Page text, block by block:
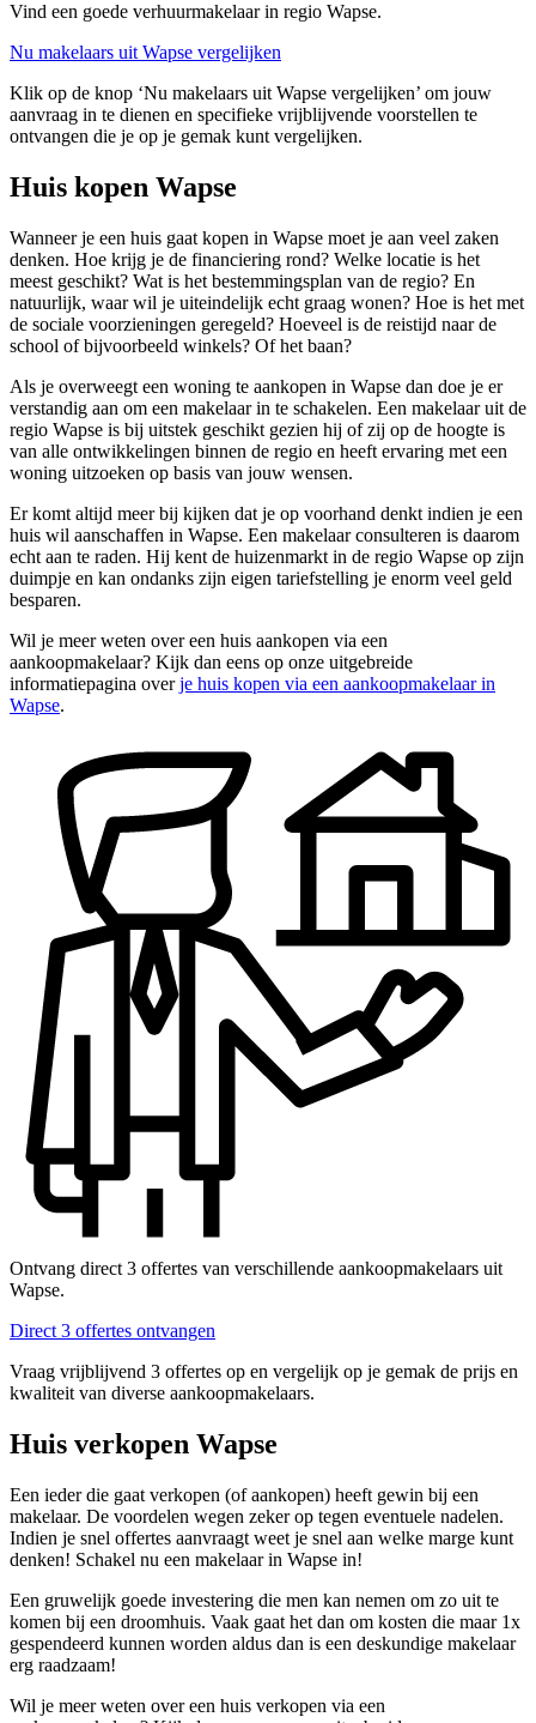
Vind een goede verhuurmakelaar in regio Wapse.
Nu makelaars uit Wapse vergelijken
Klik op de knop ‘Nu makelaars uit Wapse vergelijken’ om jouw
aanvraag in te dienen en specifieke vrijblijvende voorstellen te
ontvangen die je op je gemak kunt vergelijken.
Huis kopen Wapse
Wanneer je een huis gaat kopen in Wapse moet je aan veel zaken
denken. Hoe krijg je de financiering rond? Welke locatie is het
meest geschikt? Wat is het bestemmingsplan van de regio? En
natuurlijk, waar wil je uiteindelijk echt graag wonen? Hoe is het met
de sociale voorzieningen geregeld? Hoeveel is de reistijd naar de
school of bijvoorbeeld winkels? Of het baan?
Als je overweegt een woning te aankopen in Wapse dan doe je er
verstandig aan om een makelaar in te schakelen. Een makelaar uit de
regio Wapse is bij uitstek geschikt gezien hij of zij op de hoogte is
van alle ontwikkelingen binnen de regio en heeft ervaring met een
woning uitzoeken op basis van jouw wensen.
Er komt altijd meer bij kijken dat je op voorhand denkt indien je een
huis wil aanschaffen in Wapse. Een makelaar consulteren is daarom
echt aan te raden. Hij kent de huizenmarkt in de regio Wapse op zijn
duimpje en kan ondanks zijn eigen tariefstelling je enorm veel geld
besparen.
Wil je meer weten over een huis aankopen via een
aankoopmakelaar? Kijk dan eens op onze uitgebreide
informatiepagina overje huis kopen via een aankoopmakelaar in
Wapse.
Ontvang direct 3 offertes van verschillende aankoopmakelaars uit
Wapse.
Direct 3 offertes ontvangen
Vraag vrijblijvend 3 offertes op en vergelijk op je gemak de prijs en
kwaliteit van diverse aankoopmakelaars.
Huis verkopen Wapse
Een ieder die gaat verkopen (of aankopen) heeft gewin bij een
makelaar. De voordelen wegen zeker op tegen eventuele nadelen.
Indien je snel offertes aanvraagt weet je snel aan welke marge kunt
denken! Schakel nu een makelaar in Wapse in!
Een gruwelijk goede investering die men kan nemen om zo uit te
komen bij een droomhuis. Vaak gaat het dan om kosten die maar 1x
gespendeerd kunnen worden aldus dan is een deskundige makelaar
erg raadzaam!
Wil je meer weten over een huis verkopen via een